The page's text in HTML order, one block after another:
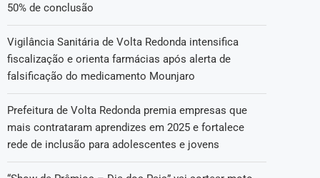
50% de conclusão
Vigilância Sanitária de Volta Redonda intensifica
fiscalização e orienta farmácias após alerta de
falsificação do medicamento Mounjaro
Prefeitura de Volta Redonda premia empresas que
mais contrataram aprendizes em 2025 e fortalece
rede de inclusão para adolescentes e jovens